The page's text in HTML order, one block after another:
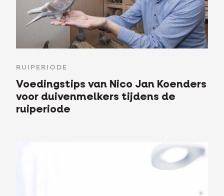
RUIPERIODE
Voedingstips van Nico Jan Koenders
voor duivenmelkers tijdens de
ruiperiode